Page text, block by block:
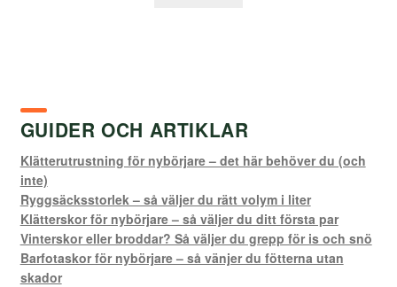
GUIDER OCH ARTIKLAR
Klätterutrustning för nybörjare – det här behöver du (och
inte)
Ryggsäcksstorlek – så väljer du rätt volym i liter
Klätterskor för nybörjare – så väljer du ditt första par
Vinterskor eller broddar? Så väljer du grepp för is och snö
Barfotaskor för nybörjare – så vänjer du fötterna utan
skador